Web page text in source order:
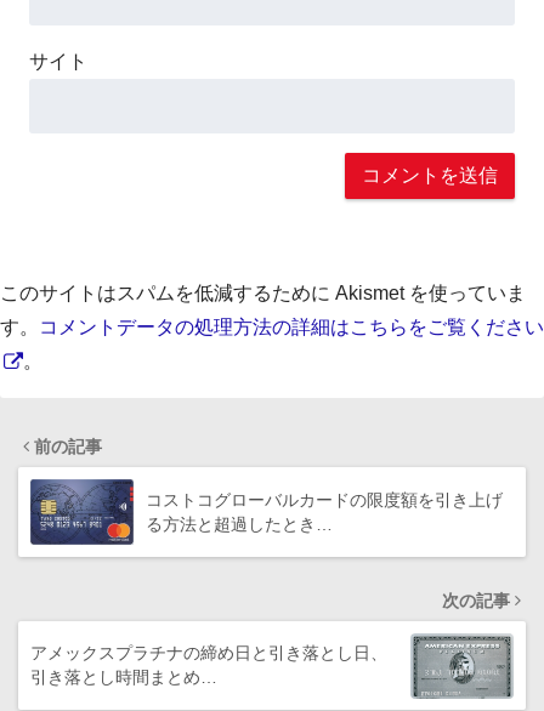
サイト
このサイトはスパムを低減するために Akismet を使っていま
す。
コメントデータの処理方法の詳細はこちらをご覧ください
。
前の記事
コストコグローバルカードの限度額を引き上げ
る方法と超過したとき…
次の記事
アメックスプラチナの締め日と引き落とし日、
引き落とし時間まとめ…